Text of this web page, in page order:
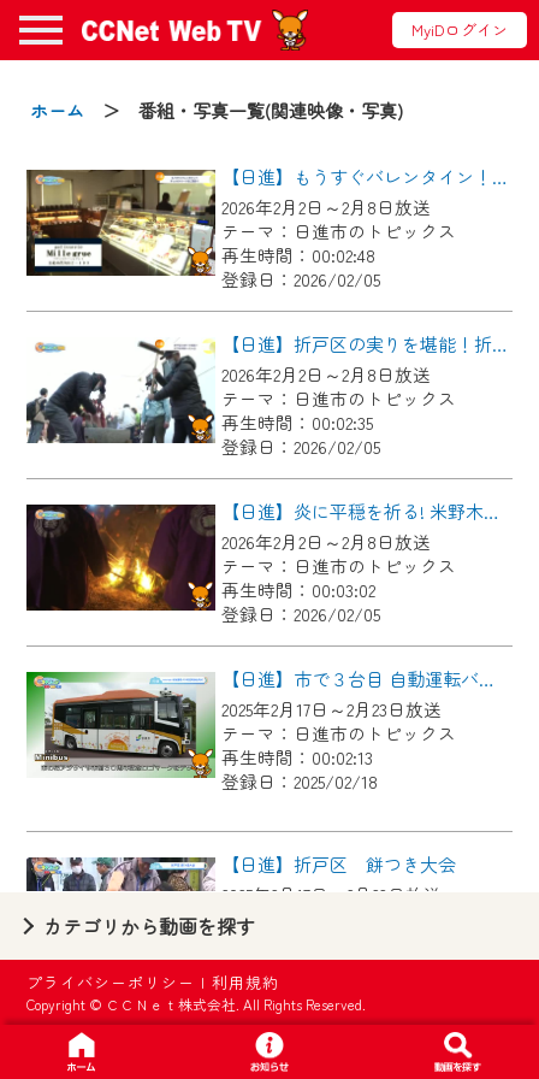
MyiDログイン
ホーム ＞ 番組・写真一覧(関連映像・写真)
【日進】もうすぐバレンタイン！チョコスイーツをご紹介！
2026年2月2日～2月8日放送
テーマ：日進市のトピックス
再生時間：00:02:48
登録日：2026/02/05
【日進】折戸区の実りを堪能！折戸新春餅つき大会
2026年2月2日～2月8日放送
テーマ：日進市のトピックス
再生時間：00:02:35
登録日：2026/02/05
【日進】炎に平穏を祈る! 米野木区どんど焼き
2026年2月2日～2月8日放送
テーマ：日進市のトピックス
再生時間：00:03:02
登録日：2026/02/05
【日進】市で３台目 自動運転バス実証実験出発式
2025年2月17日～2月23日放送
テーマ：日進市のトピックス
再生時間：00:02:13
登録日：2025/02/18
【日進】折戸区 餅つき大会
2025年2月17日～2月23日放送
テーマ：日進市のトピックス
再生時間：00:03:03
登録日：2025/02/18
【日進】米野木奉賛会 どんど焼き
2025年2月17日～2月23日放送
カテゴリから動画を探す
プライバシーポリシー |利用規約
Copyright © ＣＣＮｅｔ株式会社. All Rights Reserved.
お知らせ
2024/09/02
動画配信サービス『CCNet Web TV』は2024
年9月24日からリニューアルします！
【変更点】
◆デザイン変更により、お住まいの地域
の動画コンテンツが一目瞭然。
◆当社アプリやＰＣブラウザから、いつ
でも・どこでも・外出先でも！
CCNetサービスエリア20市町の地域情報
番組をご視聴いただけます！
【ご注意】
2024年9月24日からはご加入者様へのサー
ビス向上のため、
『CCNet Web TV』を利用いただくには、
一部コンテンツを除き、
CCNetサービスへの加入と『CCNetマイ
ページ※』へのログインが必要となりま
す。
いたします。
要となります。
※MyIDとは、CCNet Web TVを含むCCNetの
各種サービスをご利用頂くためのIDです。
IDはお客様が使っているメールアドレス
で設定できます。